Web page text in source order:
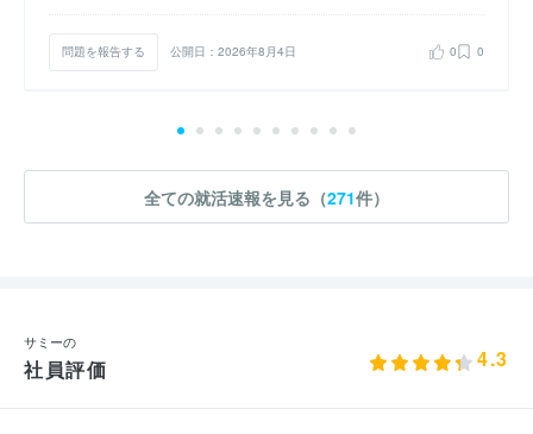
問題を報告する 公開日：2026年8月4日 0 0
全ての就活速報を見る（271件）
サミーの
社員評価 4.3